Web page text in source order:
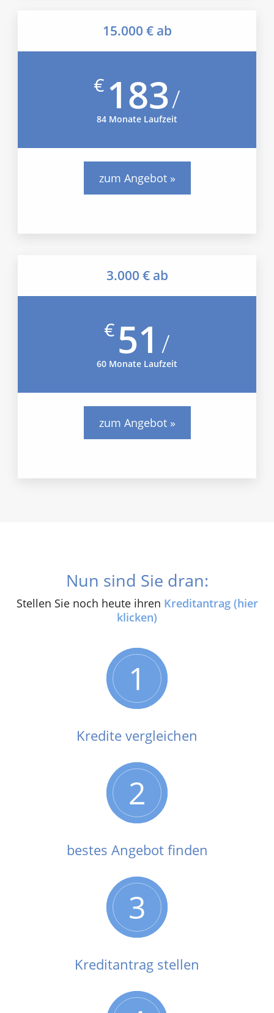
15.000 € ab
€ 183/
84 Monate Laufzeit
zum Angebot »
3.000 € ab
€51 /
60 Monate Laufzeit
zum Angebot »
Nun sind Sie dran:
Stellen Sie noch heute ihren Kreditantrag (hier
klicken)
1
Kredite vergleichen
2
bestes Angebot finden
3
Kreditantrag stellen